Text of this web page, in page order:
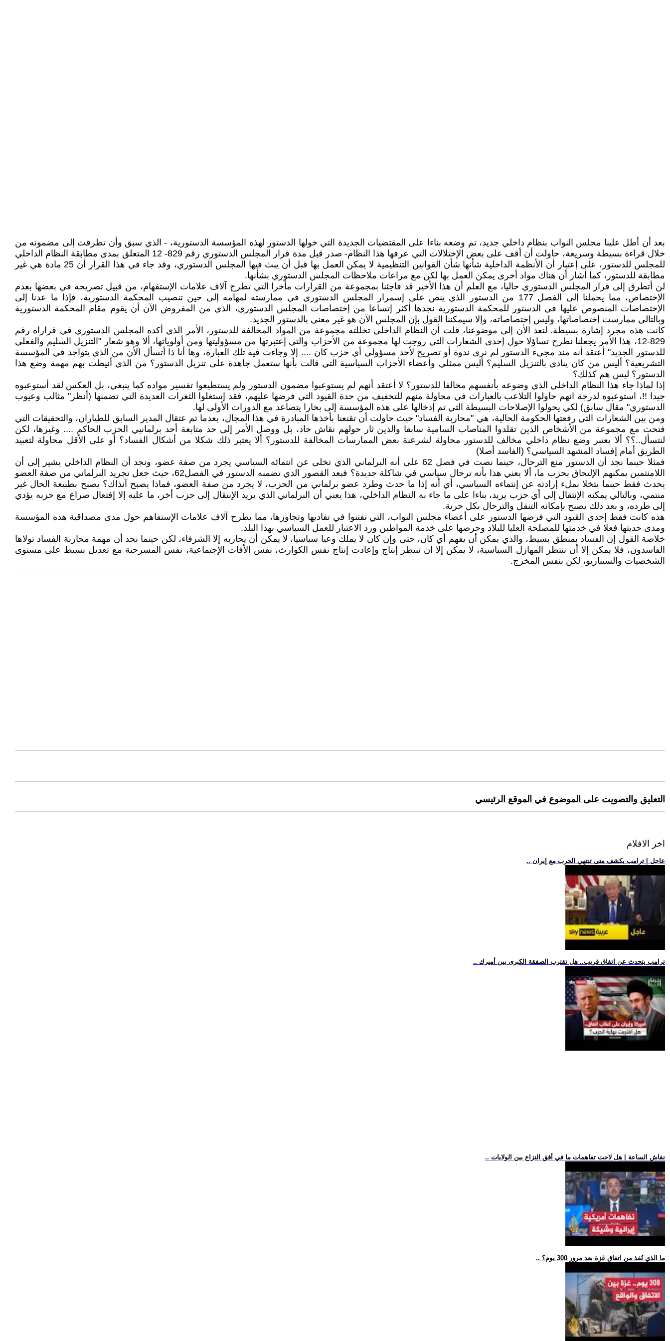
بعد أن أطل علينا مجلس النواب بنظام داخلي جديد، تم وضعه بناءا على المقتضيات الجديدة التي خولها الدستور لهذه المؤسسة الدستورية، - الذي سبق وأن تطرقت إلى مضمونه من
خلال قراءة بسيطة وسريعة، حاولت أن أقف على بعض الإختلالات التي عرفها هذا النظام- صدر قبل مدة قرار المجلس الدستوري رقم 829- 12 المتعلق بمدى مطابقة النظام الداخلي
للمجلس للدستور، على إعتبار أن الأنظمة الداخلية شأنها شأن القوانين التنظيمية لا يمكن العمل بها قبل أن يبث فيها المجلس الدستوري، وقد جاء في هذا القرار أن 25 مادة هي غير
مطابقة للدستور، كما أشار أن هناك مواد أخرى يمكن العمل بها لكن مع مراعات ملاحظات المجلس الدستوري بشأنها.
لن أتطرق إلى قرار المجلس الدستوري حاليا، مع العلم أن هذا الأخير قد فاجئنا بمجموعة من القرارات مأخرا التي تطرح آلاف علامات الإستفهام، من قبيل تصريحه في بعضها بعدم
الإختصاص، مما يحملنا إلى الفصل 177 من الدستور الذي ينص على إسمرار المجلس الدستوري في ممارسته لمهامه إلى حين تنصيب المحكمة الدستورية، فإذا ما عدنا إلى
الإختصاصات المنصوص عليها في الدستور للمحكمة الدستورية نجدها أكثر إتساعا من إختصاصات المجلس الدستوري، الذي من المفروض الآن أن يقوم مقام المحكمة الدستورية
وبالتالي ممارست إختصاصاتها، وليس إختصاصاته، وإلا سيمكننا القول بإن المجلس الآن هو غير معني بالدستور الجديد.
كانت هذه مجرد إشارة بسيطة. لنعد الأن إلى موضوعنا، قلت أن النظام الداخلي تخللته مجموعة من المواد المخالفة للدستور، الأمر الذي أكده المجلس الدستوري في قراراه رقم
829-12، هذا الأمر يجعلنا نطرح تساؤلا حول إحدى الشعارات التي روجت لها مجموعة من الأحزاب والتي إعتبرتها من مسؤوليتها ومن أولوياتها، ألا وهو شعار "التنزيل السليم والفعلي
للدستور الجديد" أعتقد أنه مند مجيء الدستور لم نرى ندوة أو تصريح لأحد مسؤولي أي حزب كان .... إلا وجاءت فيه تلك العبارة، وها أنا ذا أتسأل الأن من الذي يتواجد في المؤسسة
التشريعية؟ أليس من كان ينادي بالتنزيل السليم؟ أليس ممثلي وأعضاء الأحزاب السياسية التي قالت بأنها ستعمل جاهدة على تنزيل الدستور؟ من الذي أنيطت بهم مهمة وضع هذا
الدستور؟ ليس هم كذلك؟
إذا لماذا جاء هذا النظام الداخلي الذي وضوعه بأنفسهم مخالفا للدستور؟ لا أعتقد أنهم لم يستوعبوا مضمون الدستور ولم يستطيعوا تفسير مواده كما ينبغي، بل العكس لقد أستوعبوه
جيدا !!، استوعبوه لدرجة انهم حاولوا التلاعب بالعبارات في محاولة منهم للتخفيف من حدة القيود التي فرضها عليهم، فقد إستغلوا الثغرات العديدة التي تضمنها (أنظر" مثالب وعيوب
الدستوري" مقال سابق) لكي يحولوا الإصلاحات البسيطة التي تم إدخالها على هذه المؤسسة إلى بخارا يتصاعد مع الدورات الأولى لها.
ومن بين الشعارات التي رفعتها الحكومة الحالية، هي "محاربة الفساد" حيث حاولت أن تقنعنا بأخذها المبادرة في هذا المجال، بعدما تم عتقال المدير السابق للطياران، والتحقيقات التي
فتحت مع مجموعة من الأشخاص الذين تقلدوا المناصاب السامية سابقا والذين ثار حولهم نقاش حاد، بل ووصل الأمر إلى حد متابعة أحد برلمانيي الحزب الحاكم .... وغيرها، لكن
لنتسأل..؟؟ ألا يعتبر وضع نظام داخلي مخالف للدستور محاولة لشرعنة بعض الممارسات المخالفة للدستور؟ ألا يعتبر ذلك شكلا من أشكال الفساد؟ أو على الأقل محاولة لتعبيد
الطريق أمام إفساد المشهد السياسي؟ (الفاسد أصلا)
فمثلا حينما نجد أن الدستور منع الترحال، حينما نصت في فصل 62 على أنه البرلماني الذي تخلى عن انتمائه السياسي يجرد من صفة عضو، ونجد أن النظام الداخلي يشير إلى أن
اللامنتمين يمكنهم الإلتحاق بحزب ما، ألا يعني هذا بأنه ترحال سياسي في شاكلة جديدة؟ فبعد القصور الذي تضمنه الدستور في الفصل62، حيث جعل تجريد البرلماني من صفة العضو
يحدث فقط حينما يتخلا بملء إرادته عن إنتماءه السياسي، أي أنه إذا ما حدث وطرد عضو برلماني من الحزب، لا يجرد من صفة العضو، فماذا يصبح آنذاك؟ يصبح بطبيعة الحال غير
منتمي، وبالتالي يمكنه الإنتقال إلى أي حزب يريد، بناءا على ما جاء به النظام الداخلي، هذا يعني أن البرلماني الذي يريد الإنتقال إلى حزب أخر، ما عليه إلا إفتعال صراع مع حزبه يؤدي
إلى طرده، و بعد ذلك يصبح بإمكانه التنقل والترحال بكل حرية.
هذه كانت فقط إحدى القيود التي فرضها الدستور على أعضاء مجلس النواب، التي تفننوا في تفاديها وتجاوزها، مما يطرح آلاف علامات الإستفاهم حول مدى مصداقية هذه المؤسسة
ومدى جديتها فعلا في خدمتها للمصلحة العليا للبلاد وحرصها على خدمة المواطين ورد الاعتبار للعمل السياسي بهذا البلد.
خلاصة القول إن الفساد بمنطق بسيط، والذي يمكن أن يفهم أي كان، حتى وإن كان لا يملك وعيا سياسيا، لا يمكن أن يحاربه إلا الشرفاء، لكن حينما نجد أن مهمة محاربة الفساد تولاها
الفاسدون، فلا يمكن إلا أن ننتظر المهازل السياسية، لا يمكن إلا ان ننتظر إنتاج وإعادت إنتاج نفس الكوارث، نفس الأفات الإجتماعية، نفس المسرحية مع تعديل بسيط على مستوى
الشخصيات والسيناريو، لكن بنفس المخرج.
التعليق والتصويت على الموضوع في الموقع الرئيسي
اخر الافلام
.. عاجل | ترامب يكشف متى تنتهي الحرب مع إيران
.. ترامب يتحدث عن اتفاق قريب.. هل تقترب الصفقة الكبرى بين أميرك
.. نقاش الساعة | هل لاحت تفاهمات ما في أفق النزاع بين الولايات
.. ما الذي نُفذ من اتفاق غزة بعد مرور 300 يوم؟